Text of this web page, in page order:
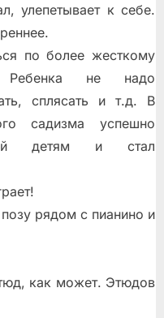
улепетывает к себе.
по более жесткому
Ребенка не надо
сплясать и т.д. В
садизма успешно
детям и стал
рядом с пианино и
как может. Этюдов